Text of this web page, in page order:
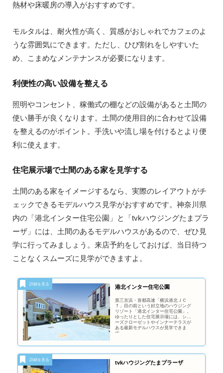
熱材や床暖房の導入がおすすめです。
モルタルは、耐火性が高く、質感がおしゃれでカフェのよ
うな雰囲気にできます。ただし、ひび割れをしやすいた
め、こまめなメンテナンスが必要になります。
利便性の高い設備を整える
照明やコンセント、稼働式の棚などの設備があると土間の
使い勝手が良くなります。土間の使用目的に合わせて設備
を整えるのがポイント。手洗いや流し場を付けるとより便
利に使えます。
住宅展示場で土間のある家を見学する
土間のある家をイメージするなら、実際のレイアウトがチ
ェックできるモデルハウス見学がおすすめです。神奈川県
内の「港北インター住宅公園」と「tvkハウジングたまプラ
ーザ」には、土間のあるモデルハウスがあるので、ぜひ見
学に行ってみましょう。来店予約をしておけば、当日待つ
ことなくスムーズに見学ができますよ。
港北インター住宅公園
第三京浜・首都高速「横浜港北ＪＣ
Ｔ」目の前という好立地のハウジング
リゾート「港北インター住宅公園」。
ゆったりとした住宅展示場には、シュ
ーズクローゼットやインナーテラスが
ある最新モデルハウスが見学できま
す。
tvkハウジングたまプラーザ